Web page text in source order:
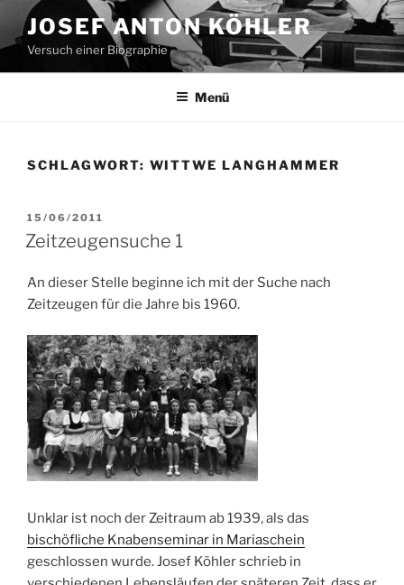
Inhalt
springen
JOSEF ANTON KÖHLER
Versuch einer Biographie
Menü
SCHLAGWORT: WITTWE LANGHAMMER
VERÖFFENTLICHT
AM
15/06/2011
Zeitzeugensuche 1
An dieser Stelle beginne ich mit der Suche nach
Zeitzeugen für die Jahre bis 1960.
Unklar ist noch der Zeitraum ab 1939, als das
bischöfliche Knabenseminar in Mariaschein
geschlossen wurde. Josef Köhler schrieb in